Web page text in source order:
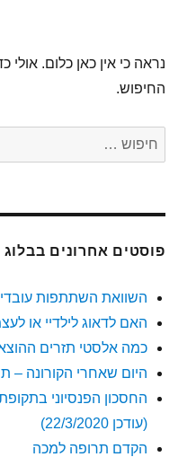
נראה כי אין כאן כלום.
החיפוש.
חפש:
פוסטים אחרונים בבלוג
השוואת השתתפות
האם לדאוג לילדיי או
כמה אלסטי תזרים
היום שאחרי הקורונה –
החסכון הפנסיוני
(עודכן 22/3/2020)
הקדם תרופה למכה